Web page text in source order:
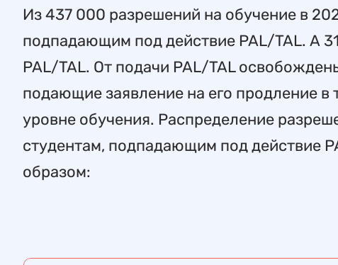
Из 437 000 разрешений на обучение в
подпадающим под действие PAL/TAL. А
PAL/TAL. От подачи PAL/TAL
подающие заявление на его продление
уровне обучения. Распределение
студентам, подпадающим под действие
образом: